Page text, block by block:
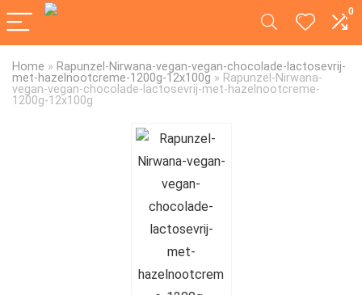
0
Home » Rapunzel-Nirwana-vegan-vegan-chocolade-lactosevrij-
met-hazelnootcreme-1200g-12x100g » Rapunzel-Nirwana-
vegan-vegan-chocolade-lactosevrij-met-hazelnootcreme-
1200g-12x100g